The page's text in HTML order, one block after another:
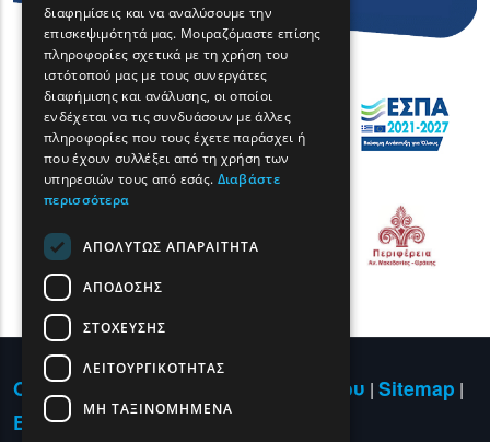
Όροι χρήσης | Πολιτική Απορρήτου | Sitemap |
Επικοινωνία
BULGARIAN
ROMANIAN
TURKISH
διαφημίσεις και να αναλύσουμε την
επισκεψιμότητά μας. Μοιραζόμαστε επίσης
πληροφορίες σχετικά με τη χρήση του
ιστότοπού μας με τους συνεργάτες
διαφήμισης και ανάλυσης, οι οποίοι
ενδέχεται να τις συνδυάσουν με άλλες
πληροφορίες που τους έχετε παράσχει ή
που έχουν συλλέξει από τη χρήση των
υπηρεσιών τους από εσάς. Διαβάστε
περισσότερα
ΑΠΟΛΎΤΩΣ ΑΠΑΡΑΊΤΗΤΑ
ΑΠΌΔΟΣΗΣ
ΣΤΌΧΕΥΣΗΣ
ΛΕΙΤΟΥΡΓΙΚΌΤΗΤΑΣ
ΜΗ ΤΑΞΙΝΟΜΗΜΈΝΑ